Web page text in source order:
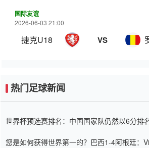
国际友谊
2026-06-03 21:00
捷克U18 VS
热门足球新闻
世界杯预选赛排名：中国国家队仍然以6分排
您是如何获得世界第一的？巴西1-4阿根廷：